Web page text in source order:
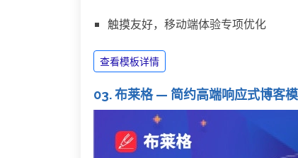
触摸友好，移动端体验专项优化
查看模板详情
03. 布莱格 — 简约高端响应式博客